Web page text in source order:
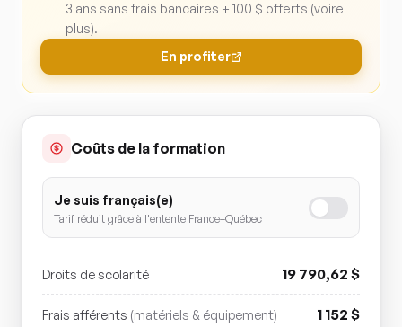
3 ans sans frais bancaires + 100 $ offerts (voire
plus).
En profiter
Coûts de la formation
Je suis français(e)
Tarif réduit grâce à l'entente France–Québec
Droits de scolarité 19 790,62 $
Frais afférents (matériels & équipement) 1 152 $